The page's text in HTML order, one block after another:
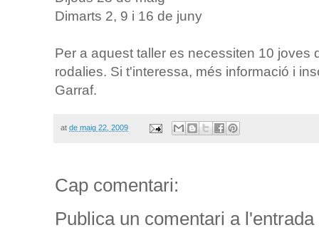
Dimarts 2, 9 i 16 de juny
Per a aquest taller es necessiten 10 joves
rodalies. Si t'interessa, més informació i
Garraf.
at de maig 22, 2009
Cap comentari:
Publica un comentari a l'entrada